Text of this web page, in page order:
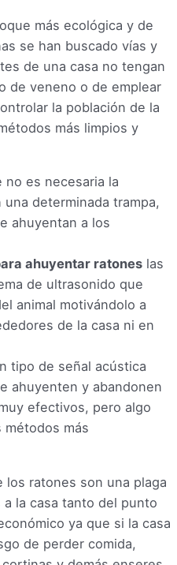
más ecológica y de
se han buscado vías y
de una casa no tengan
de veneno o de emplear
la población de la
más limpios y
no es necesaria la
determinada trampa,
ahuyentan a los
ahuyentar ratones las
de ultrasonido que
animal motivándolo a
de la casa ni en
tipo de señal acústica
ahuyenten y abandonen
efectivos, pero algo
más
los ratones son una plaga
la casa tanto del punto
ya que si la casa
de perder comida,